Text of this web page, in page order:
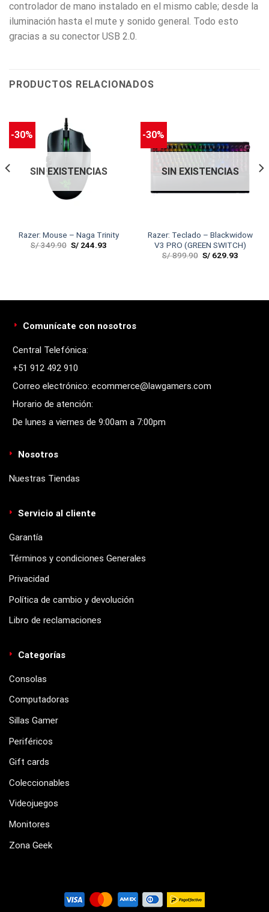
controlador de mano instalado en el mismo cable; desde la
iluminación hasta el mute y sonido general. Todo esto
gracias a su conector USB 2.0.
PRODUCTOS RELACIONADOS
-30%
SIN EXISTENCIAS
Razer: Mouse – Naga Trinity
S/349.90 S/ 244.93
-30%
SIN EXISTENCIAS
Razer: Teclado – Blackwidow
V3 PRO (GREEN SWITCH)
S/899.90 S/ 629.93
Comunícate con nosotros
Central Telefónica:
+51 912 492 910
Correo electrónico: ecommerce@lawgamers.com
Horario de atención:
De lunes a viernes de 9:00am a 7:00pm
Nosotros
Nuestras Tiendas
Servicio al cliente
Garantía
Términos y condiciones Generales
Privacidad
Política de cambio y devolución
Libro de reclamaciones
Categorías
Consolas
Computadoras
Sillas Gamer
Periféricos
Gift cards
Coleccionables
Videojuegos
Monitores
Zona Geek